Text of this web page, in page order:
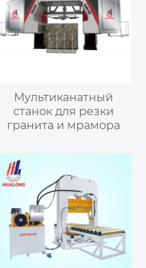
Мультиканатный
станок для резки
гранита и мрамора